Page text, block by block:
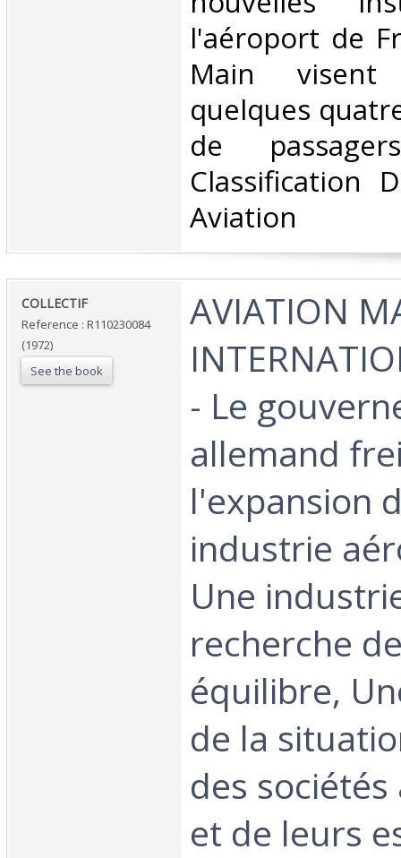
l'aéroport de
Main
quelques
de
Classification
Aviation‎
‎COLLECTIF‎
Reference : R110230084
(1972)
See the book
‎AVIATION
- Le
allemand
l'expansion
industrie
Une
recherche
équilibre,
de la
des
et de leurs